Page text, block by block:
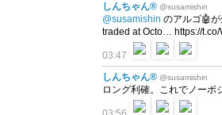
しんちゃん® @susamishin
@susamishin のアルゴ🤖
traded at Octo… https://t.co/
03:47
しんちゃん® @susamishin
ロング利確。これでノーポ